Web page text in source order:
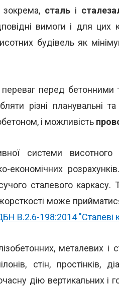
зокрема, стальі
вимоги і для цих
будівель як
перед бетонними
різні планувальні
і можливість
системи
економічних
сталевого каркасу.
може
В.2.6-198:2014 "Сталеві
металевих і
стін, простінків,
дію вертикальних і